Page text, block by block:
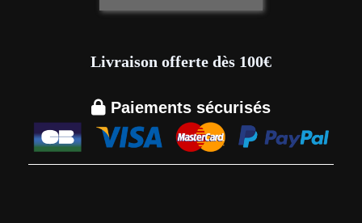
Livraison offerte dès 100€
 Paiements sécurisés